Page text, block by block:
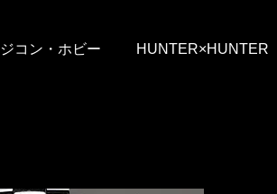
コン・ホビー HUNTER×HUNTER